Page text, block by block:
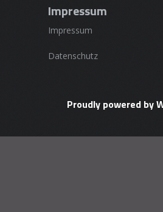
Impressum
Impressum
Datenschutz
Proudly powered by